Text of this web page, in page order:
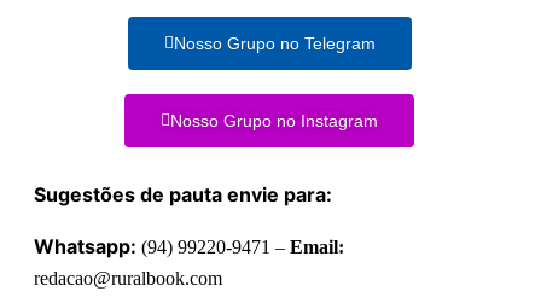
Nosso Grupo no Telegram
Nosso Grupo no Instagram
Sugestões de pauta envie para:
Whatsapp: (94) 99220-9471 – Email:
redacao@ruralbook.com